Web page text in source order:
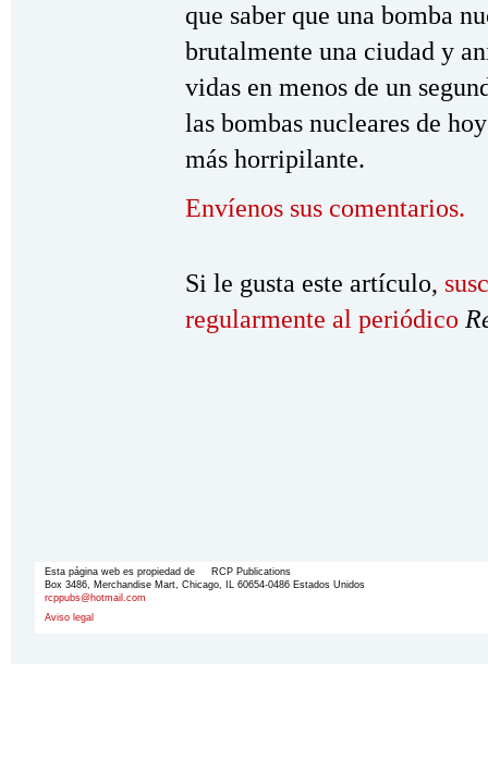
que saber que una bomba
brutalmente una ciudad y
vidas en menos de un
las bombas nucleares de
más horripilante.
Envíenos sus comentarios.
Si le gusta este artículo,
regularmente al periódico
Esta página web es propiedad de RCP Publications
Box 3486, Merchandise Mart, Chicago, IL 60654-0486 Estados Unidos
rcppubs@hotmail.com
Aviso legal